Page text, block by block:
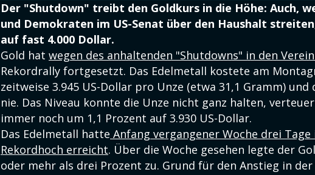
Der "Shutdown" treibt den Goldkurs in die Höhe: Auch,
und Demokraten im US-Senat über den Haushalt
auf fast 4.000 Dollar.
Gold hat wegen des anhaltenden "Shutdowns" in den
Rekordrally fortgesetzt. Das Edelmetall kostete am
zeitweise 3.945 US-Dollar pro Unze (etwa 31,1 Gramm)
nie. Das Niveau konnte die Unze nicht ganz halten,
immer noch um 1,1 Prozent auf 3.930 US-Dollar.
Das Edelmetall hatte Anfang vergangener Woche drei Tage
Rekordhoch erreicht. Über die Woche gesehen legte der
oder mehr als drei Prozent zu. Grund für den Anstieg in der